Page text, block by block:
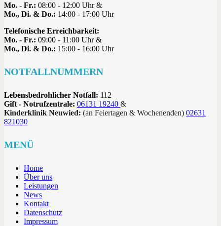
Mo. - Fr.: 08:00 - 12:00 Uhr &
Mo., Di. & Do.: 14:00 - 17:00 Uhr
Telefonische Erreichbarkeit:
Mo. - Fr.: 09:00 - 11:00 Uhr &
Mo., Di. & Do.: 15:00 - 16:00 Uhr
NOTFALLNUMMERN
Lebensbedrohlicher Notfall: 112
Gift - Notrufzentrale: 06131 19240 &
Kinderklinik Neuwied: (an Feiertagen & Wochenenden) 02631
821030
MENÜ
Home
Über uns
Leistungen
News
Kontakt
Datenschutz
Impressum